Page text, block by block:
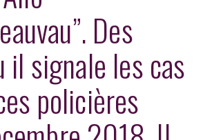
Des
signale les cas
policières